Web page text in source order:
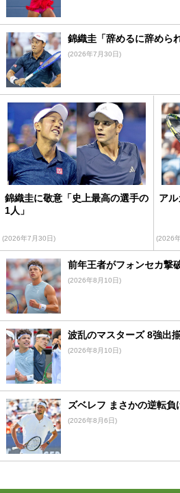
錦織圭「辞めるに辞めら
(2026年7月30日)
錦織圭に敬意「史上最高の選手の
1人」
(2026年7月30日)
ア
(2026
前年王者がフォンセカ撃
(2026年8月10日)
波乱のマスターズ 8強出
(2026年8月10日)
ズベレフ まさかの逆転負
(2026年8月6日)